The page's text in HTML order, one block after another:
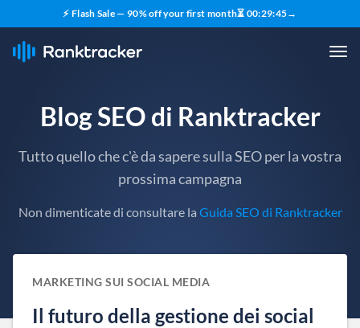
⚡ Flash Sale — 90% off your first month⏳ 00:29:44→
Blog SEO di Ranktracker
Tutto quello che c'è da sapere sulla SEO per la vostra
prossima campagna
Non dimenticate di consultare la Guida SEO di Ranktracker
MARKETING SUI SOCIAL MEDIA
Il futuro della gestione dei social